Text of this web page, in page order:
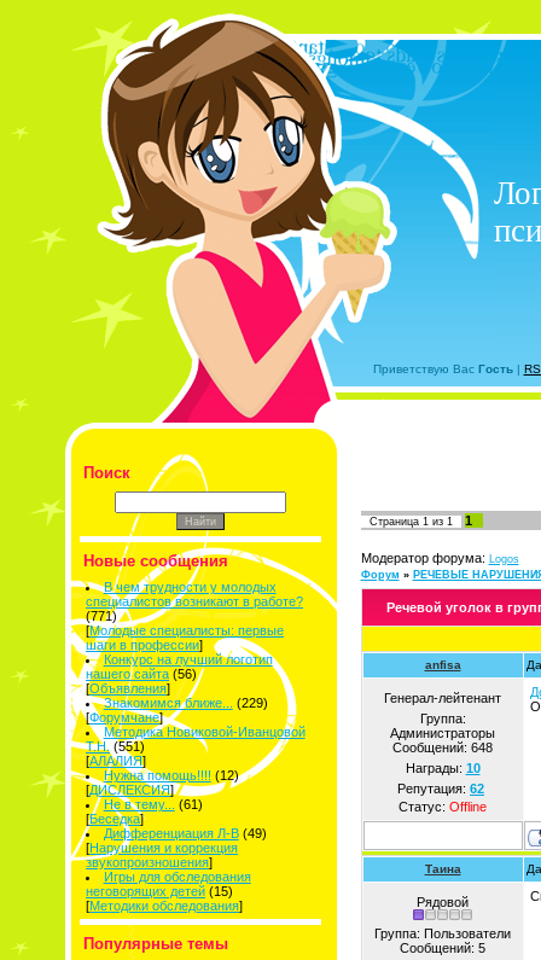
Приветствую Вас Гость|
Поиск
Новые сообщения
В чем трудности у молодых
специалистов возникают в работе?
(771)
[Молодые специалисты: первые
шаги в профессии]
Конкурс на лучший логотип
нашего сайта (56)
[Объявления]
Знакомимся ближе...
(229)
[Форумчане]
Методика Новиковой-Иванцовой
Т.Н. (551)
[АЛАЛИЯ]
Нужна помощь!!!! (12)
[ДИСЛЕКСИЯ]
Не в тему...
(61)
[Беседка]
Дифференциация Л-В (49)
[Нарушения и коррекция
звукопроизношения]
Игры для обследования
неговорящих детей (15)
[Методики обследования]
Популярные темы
Страница 1из 1 1
Модератор форума: Logos
Форум » РЕЧЕВЫЕ
Речевой уголок в
anfisa
Генерал-лейтенант
Группа:
Администраторы
Сообщений: 648
Награды: 10
Репутация: 62
Статус: Offline
Таина
Рядовой
Группа: Пользователи
Сообщений: 5